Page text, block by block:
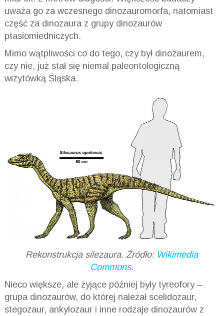
uważa go za wczesnego dinozauromorfa, natomiast
część za dinozaura z grupy dinozaurów
ptasiomiedniczych.
Mimo wątpliwości co do tego, czy był dinozaurem,
czy nie, już stał się niemal paleontologiczną
wizytówką Śląska.
Rekonstrukcja silezaura. Źródło: Wikimedia
Commons.
Nieco większe, ale żyjące później były tyreofory –
grupa dinozaurów, do której należał scelidozaur,
stegozaur, ankylozaur i inne rodzaje dinozaurów z